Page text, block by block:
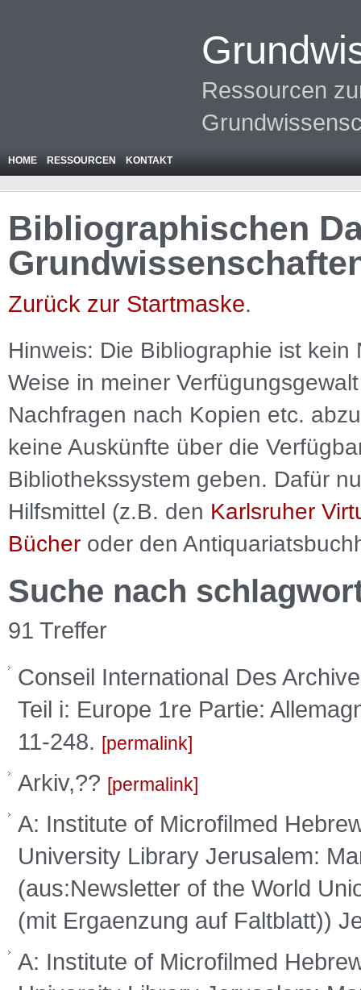
Ressourcen
HOME RESSOURCEN KONTAKT
Bibliographischen
Zurück zur Startmaske.
Hinweis: Die Bibliographie ist kein
Weise in meiner
Nachfragen nach Kopien etc.
keine Auskünfte über die
Bibliothekssystem geben. Dafür
Hilfsmittel (z.B. den Karlsruher
Bücher oder den
Suche nach
91 Treffer
Conseil International Des
Teil i: Europe 1re Partie:
11-248.
permalink
Arkiv,?? permalink
A: Institute of Microfilmed
University Library Jerusalem:
(aus:Newsletter of the World
(mit Ergaenzung auf Faltblatt))
A: Institute of Microfilmed